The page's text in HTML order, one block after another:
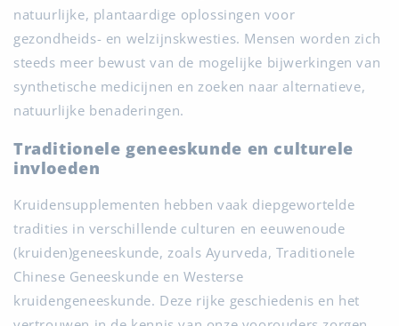
natuurlijke, plantaardige oplossingen voor
gezondheids- en welzijnskwesties. Mensen worden zich
steeds meer bewust van de mogelijke bijwerkingen van
synthetische medicijnen en zoeken naar alternatieve,
natuurlijke benaderingen.
Traditionele geneeskunde en culturele
invloeden
Kruidensupplementen hebben vaak diepgewortelde
tradities in verschillende culturen en eeuwenoude
(kruiden)geneeskunde, zoals Ayurveda, Traditionele
Chinese Geneeskunde en Westerse
kruidengeneeskunde. Deze rijke geschiedenis en het